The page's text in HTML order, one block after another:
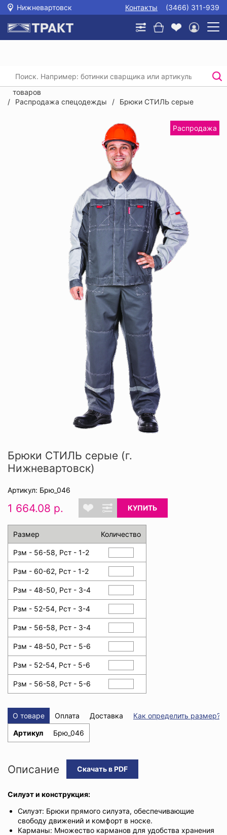
Нижневартовск Контакты (3466) 311-939
Главная /
/
Распродажа спецодежды, спецобуви, СИЗ и прочих
товаров
/
Распродажа спецодежды / Брюки СТИЛЬ серые
Распродажа
Брюки СТИЛЬ серые (г.
Нижневартовск)
Артикул: Брю_046
1 664.08 р. КУПИТЬ
Размер Количество
Рзм - 56-58, Рст - 1-2
Рзм - 60-62, Рст - 1-2
Рзм - 48-50, Рст - 3-4
Рзм - 52-54, Рст - 3-4
Рзм - 56-58, Рст - 3-4
Рзм - 48-50, Рст - 5-6
Рзм - 52-54, Рст - 5-6
Рзм - 56-58, Рст - 5-6
О товаре Оплата Доставка
Как определить размер?
Артикул
Брю_046
Описание Скачать в PDF
Силуэт и конструкция:
Силуэт: Брюки прямого силуэта, обеспечивающие
свободу движений и комфорт в носке.
Карманы: Множество карманов для удобства хранения